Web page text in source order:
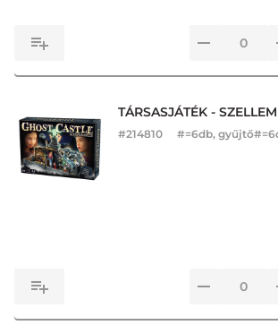
TÁRSASJÁTÉK -
#214810 #=6db,